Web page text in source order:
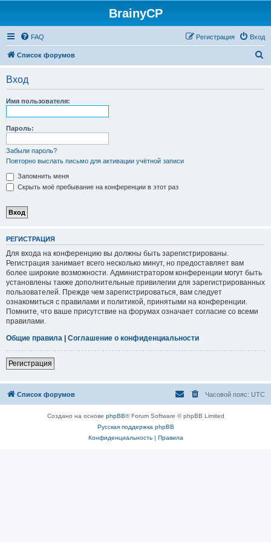
BrainyCP
FAQ Вход
Регистрация
Список форумов
Вход
Имя пользователя:
Пароль:
Забыли пароль?
Повторно выслать письмо для активации учётной записи
Запомнить меня
Скрыть моё пребывание на конференции в этот раз
РЕГИСТРАЦИЯ
Для входа на конференцию вы должны быть зарегистрированы.
Регистрация занимает всего несколько минут, но предоставляет вам
более широкие возможности. Администратором конференции могут быть
установлены также дополнительные привилегии для зарегистрированных
пользователей. Прежде чем зарегистрироваться, вам следует
ознакомиться с правилами и политикой, принятыми на конференции.
Помните, что ваше присутствие на форумах означает согласие со всеми
правилами.
Общие правила | Соглашение о конфиденциальности
Регистрация
Список форумов Часовой пояс: UTC
Создано на основе phpBB® Forum Software © phpBB Limited
Русская поддержка phpBB
Конфиденциальность| Правила